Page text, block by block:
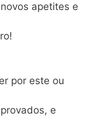
apetites e
por este ou
e